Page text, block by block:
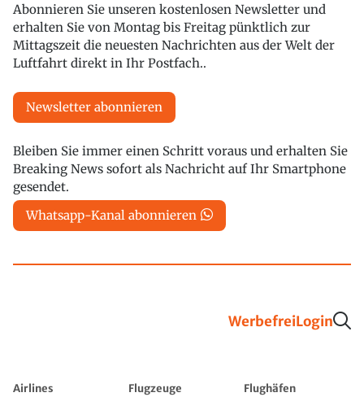
Abonnieren Sie unseren kostenlosen Newsletter und
erhalten Sie von Montag bis Freitag pünktlich zur
Mittagszeit die neuesten Nachrichten aus der Welt der
Luftfahrt direkt in Ihr Postfach..
Newsletter abonnieren
Bleiben Sie immer einen Schritt voraus und erhalten Sie
Breaking News sofort als Nachricht auf Ihr Smartphone
gesendet.
Whatsapp-Kanal abonnieren
WerbefreiLogin
Airlines Flugzeuge
Flughäfen